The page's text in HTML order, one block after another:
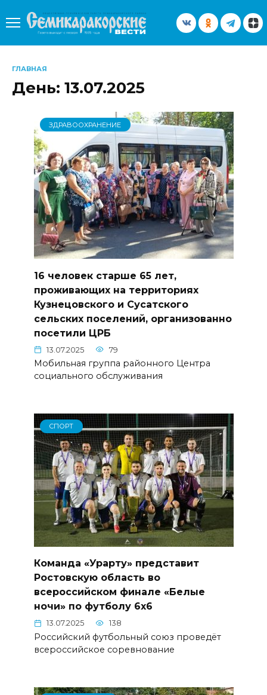
содержанию
ГЛАВНАЯ
День: 13.07.2025
ЗДРАВООХРАНЕНИЕ
16 человек старше 65 лет,
проживающих на территориях
Кузнецовского и Сусатского
сельских поселений, организованно
посетили ЦРБ
13.07.2025 79
Мобильная группа районного Центра
социального обслуживания
СПОРТ
Команда «Урарту» представит
Ростовскую область во
всероссийском финале «Белые
ночи» по футболу 6х6
13.07.2025 138
Российский футбольный союз проведёт
всероссийское соревнование